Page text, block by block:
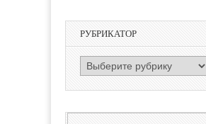
РУБРИКАТОР
РУБРИКАТОР